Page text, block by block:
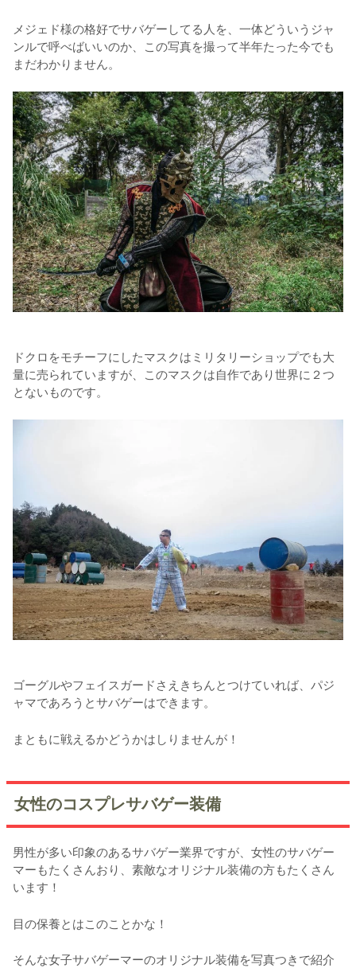
メジェド様の格好でサバゲーしてる人を、一体どういうジャ
ンルで呼べばいいのか、この写真を撮って半年たった今でも
まだわかりません。
ドクロをモチーフにしたマスクはミリタリーショップでも大
量に売られていますが、このマスクは自作であり世界に２つ
とないものです。
ゴーグルやフェイスガードさえきちんとつけていれば、パジ
ャマであろうとサバゲーはできます。
まともに戦えるかどうかはしりませんが！
女性のコスプレサバゲー装備
男性が多い印象のあるサバゲー業界ですが、女性のサバゲー
マーもたくさんおり、素敵なオリジナル装備の方もたくさん
います！
目の保養とはこのことかな！
そんな女子サバゲーマーのオリジナル装備を写真つきで紹介